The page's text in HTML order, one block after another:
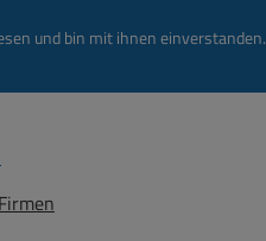
und bin mit ihnen einverstanden.